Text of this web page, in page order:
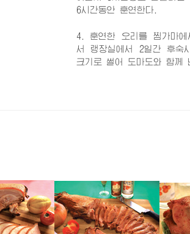
6시간동안 훈연한다.
4. 훈연한 오리를 찜가마에
서 랭장실에서 2일간 후숙
크기로 썰어 도마도와 함께